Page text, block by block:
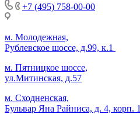
+7 (495) 758-00-00
м. Молодежная,
Рублевское шоссе, д.99, к.1
м. Пятницкое шоссе,
ул.Митинская, д.57
м. Сходненская,
Бульвар Яна Райниса, д. 4, корп. 1